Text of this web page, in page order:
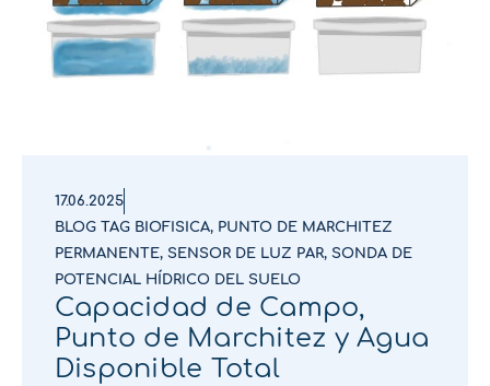
17.06.2025
BLOG TAG BIOFISICA, PUNTO DE MARCHITEZ
PERMANENTE, SENSOR DE LUZ PAR, SONDA DE
POTENCIAL HÍDRICO DEL SUELO
Capacidad de Campo,
Punto de Marchitez y Agua
Disponible Total